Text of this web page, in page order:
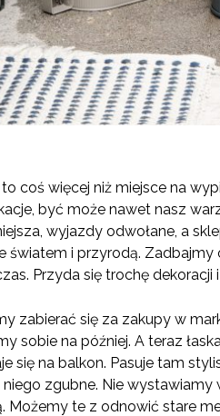
coś więcej niż miejsce na
być może nawet nasz
wyjazdy odwołane, a
i przyrodą.
Przyda się trochę
zabierać się za zakupy w
sobie na później. A teraz
się na balkon. Pasuje tam
zgubne. Nie
Możemy te z odnowić stare